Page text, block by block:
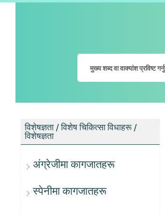
विशेषज्ञता / विशेष चिकित्सा विधाहरू /
विशेषज्ञता
अंग्रेजीमा कागजातहरू
स्पेनीमा कागजातहरू